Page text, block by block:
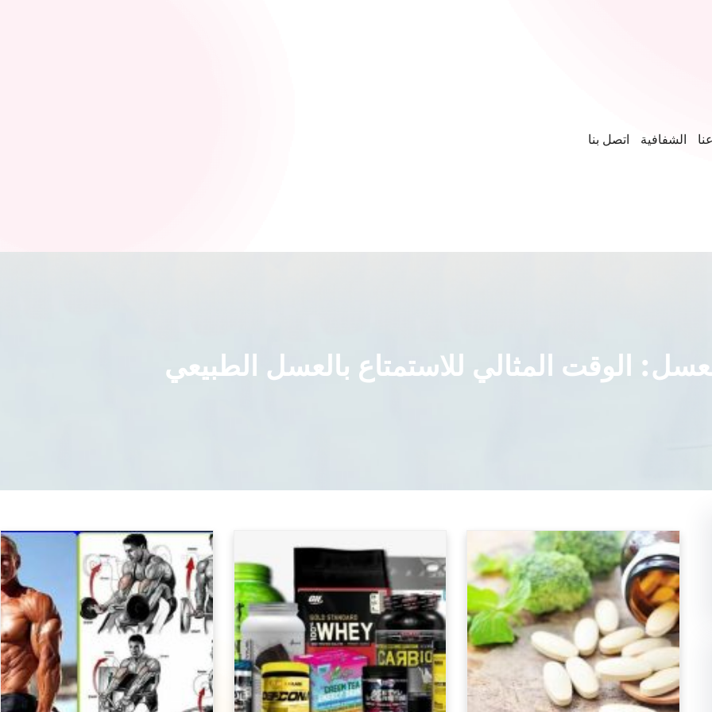
الشفافية اتصل بنا
الوقت المثالي للاستمتاع بالعسل الطبيعي